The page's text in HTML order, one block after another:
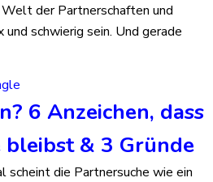
der Partnerschaften und
schwierig sein. Und gerade
6 Anzeichen, dass
& 3 Gründe
scheint die Partnersuche wie ein